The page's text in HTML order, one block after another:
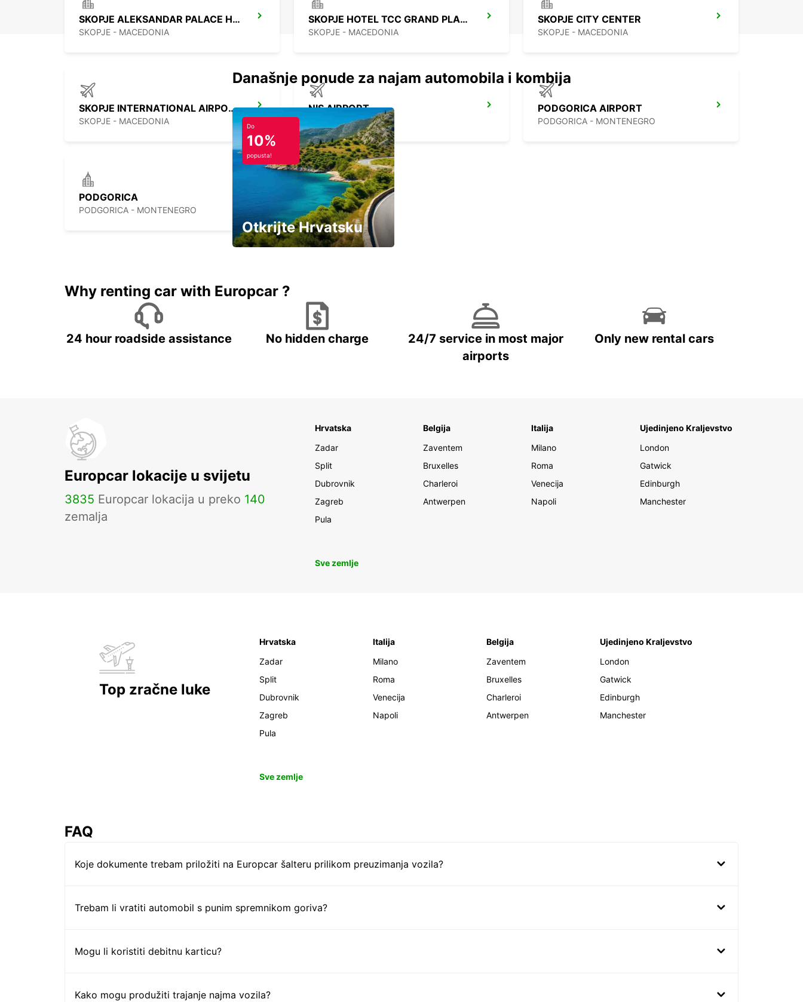
SKOPJE ALEKSANDAR PALACE HOTEL
SKOPJE - MACEDONIA
SKOPJE HOTEL TCC GRAND PLAZA
SKOPJE - MACEDONIA
SKOPJE CITY CENTER
SKOPJE - MACEDONIA
SKOPJE INTERNATIONAL AIRPORT
SKOPJE - MACEDONIA
NIS AIRPORT
NIS - SERBIA
PODGORICA AIRPORT
PODGORICA - MONTENEGRO
PODGORICA
PODGORICA - MONTENEGRO
Današnje ponude za najam automobila i kombija
Do
10%
popusta!
Otkrijte Hrvatsku
Why renting car with Europcar ?
24 hour roadside assistance No hidden charge
24/7 service in most major
airports
Only new rental cars
Europcar lokacije u svijetu
3835 Europcar lokacija u preko 140
zemalja
Hrvatska
Zadar
Split
Dubrovnik
Zagreb
Pula
Belgija
Zaventem
Bruxelles
Charleroi
Antwerpen
Italija
Milano
Roma
Venecija
Napoli
Ujedinjeno Kraljevstvo
London
Gatwick
Edinburgh
Manchester
Sve zemlje
Top zračne luke
Hrvatska
Zadar
Split
Dubrovnik
Zagreb
Pula
Italija
Milano
Roma
Venecija
Napoli
Belgija
Zaventem
Bruxelles
Charleroi
Antwerpen
Ujedinjeno Kraljevstvo
London
Gatwick
Edinburgh
Manchester
Sve zemlje
FAQ
Koje dokumente trebam priložiti na Europcar šalteru prilikom preuzimanja vozila?
Trebam li vratiti automobil s punim spremnikom goriva?
Mogu li koristiti debitnu karticu?
Kako mogu produžiti trajanje najma vozila?